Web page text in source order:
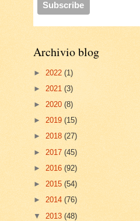
Archivio blog
► 2022 (1)
► 2021 (3)
► 2020 (8)
► 2019 (15)
► 2018 (27)
► 2017 (45)
► 2016 (92)
► 2015 (54)
► 2014 (76)
▼ 2013 (48)